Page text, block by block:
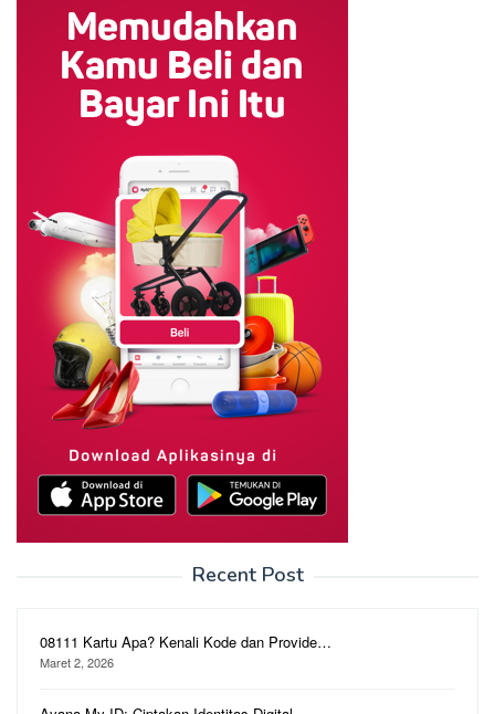
Recent Post
08111 Kartu Apa? Kenali Kode dan Provide…
Maret 2, 2026